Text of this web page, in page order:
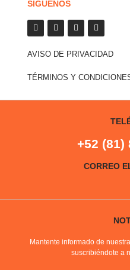
SÍGUENOS
AVISO DE PRIVACIDAD
TÉRMINOS Y
+52 (81)
CORREO
Mantente informado de
suscribiéndote a